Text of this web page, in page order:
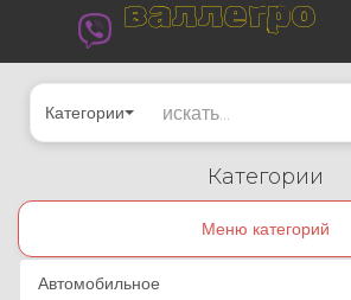
валлегро
Категории
Категории
Меню категорий
Автомобильное